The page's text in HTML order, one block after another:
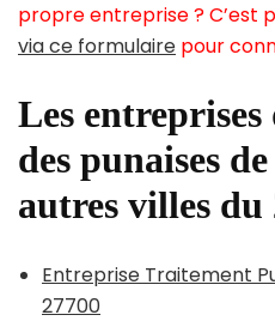
propre entreprise ? C’est
via ce formulaire pour
Les
des punaises
autres villes du
Entreprise Traitement
27700